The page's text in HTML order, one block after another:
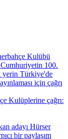
Kulüplerine çağrı: